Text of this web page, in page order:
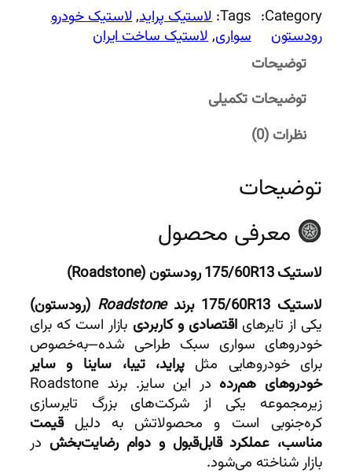
Category:
رودستون
Tags: لاستیک پراید, لاستیک خودرو
سواری, لاستیک ساخت ایران
توضیحات
توضیحات تکمیلی
نظرات (0)
توضیحات
معرفی محصول
لاستیک 175/60R13 رودستون (Roadstone)
لاستیک 175/60R13 برند
Roadstone (رودستون)
یکی از تایرهایاقتصادی و کاربردی بازار است که برای
خودروهای سواری سبک طراحی شده—به‌خصوص
برای خودروهایی مثلپراید، تیبا، ساینا و سایر
خودروهای هم‌رده
در این سایز. برند Roadstone
زیرمجموعه یکی از شرکت‌های بزرگ تایرسازی
کره‌جنوبی است و محصولاتش به دلیلقیمت
مناسب، عملکرد قابل‌قبول و دوام رضایت‌بخش در
بازار شناخته می‌شود.